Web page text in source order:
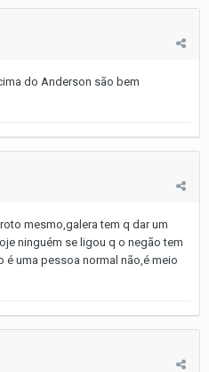
do Anderson são bem
mesmo,galera tem q dar um
ninguém se ligou q o negão tem
é uma pessoa normal não,é meio